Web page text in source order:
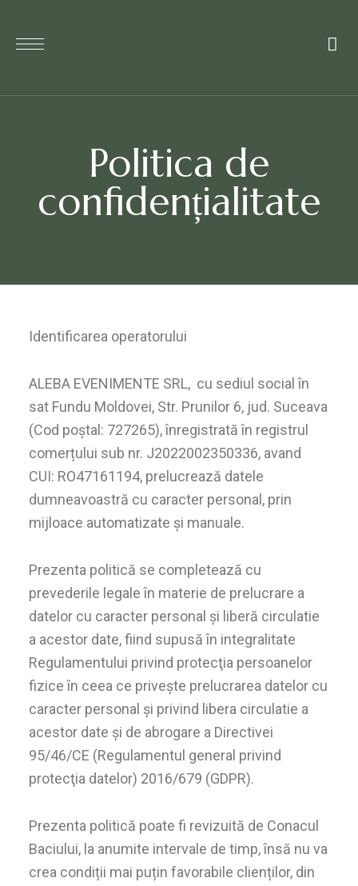
Politica de
confidențialitate
Identificarea operatorului
ALEBA EVENIMENTE SRL, cu sediul social în
sat Fundu Moldovei, Str. Prunilor 6, jud. Suceava
(Cod poștal: 727265), înregistrată în registrul
comerțului sub nr. J2022002350336, avand
CUI: RO47161194, prelucrează datele
dumneavoastră cu caracter personal, prin
mijloace automatizate și manuale.
Prezenta politică se completează cu
prevederile legale în materie de prelucrare a
datelor cu caracter personal și liberă circulatie
a acestor date, fiind supusă în integralitate
Regulamentului privind protecţia persoanelor
fizice în ceea ce priveşte prelucrarea datelor cu
caracter personal şi privind libera circulatie a
acestor date şi de abrogare a Directivei
95/46/CE (Regulamentul general privind
protecţia datelor) 2016/679 (GDPR).
Prezenta politică poate fi revizuită de Conacul
Baciului, la anumite intervale de timp, însă nu va
crea condiții mai puțin favorabile clienților, din